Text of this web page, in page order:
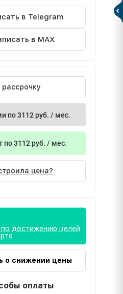
в Telegram
в MAX
рассрочку
по 3112 руб. / мес.
по 3112 руб. / мес.
цена?
по достижению целей
о снижении цены
оплаты